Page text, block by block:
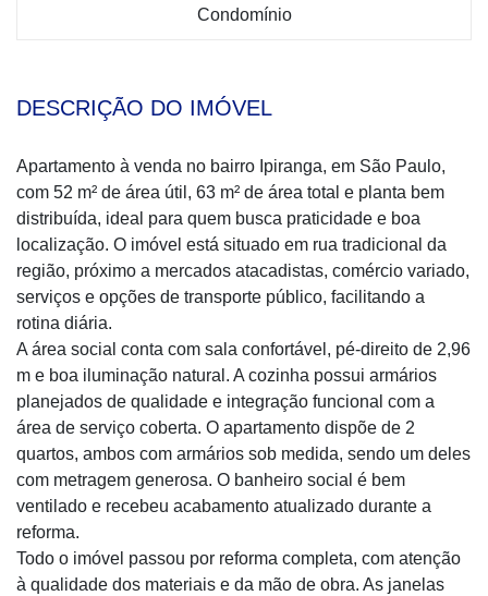
Condomínio
DESCRIÇÃO DO IMÓVEL
Apartamento à venda no bairro Ipiranga, em São Paulo,
com 52 m² de área útil, 63 m² de área total e planta bem
distribuída, ideal para quem busca praticidade e boa
localização. O imóvel está situado em rua tradicional da
região, próximo a mercados atacadistas, comércio variado,
serviços e opções de transporte público, facilitando a
rotina diária.
A área social conta com sala confortável, pé-direito de 2,96
m e boa iluminação natural. A cozinha possui armários
planejados de qualidade e integração funcional com a
área de serviço coberta. O apartamento dispõe de 2
quartos, ambos com armários sob medida, sendo um deles
com metragem generosa. O banheiro social é bem
ventilado e recebeu acabamento atualizado durante a
reforma.
Todo o imóvel passou por reforma completa, com atenção
à qualidade dos materiais e da mão de obra. As janelas